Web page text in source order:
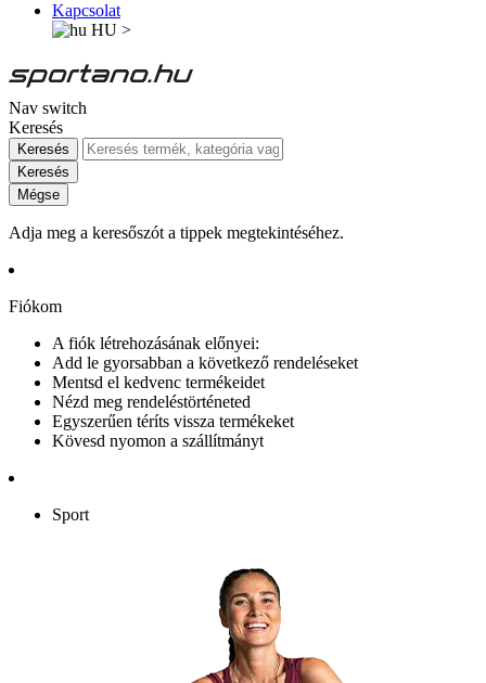
Kapcsolat
HU >
Nav switch
Keresés
Keresés
Keresés
Mégse
Adja meg a keresőszót a tippek megtekintéséhez.
Fiókom
A fiók létrehozásának előnyei:
Add le gyorsabban a következő rendeléseket
Mentsd el kedvenc termékeidet
Nézd meg rendeléstörténeted
Egyszerűen téríts vissza termékeket
Kövesd nyomon a szállítmányt
Sport